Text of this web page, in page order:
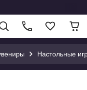
Настольные